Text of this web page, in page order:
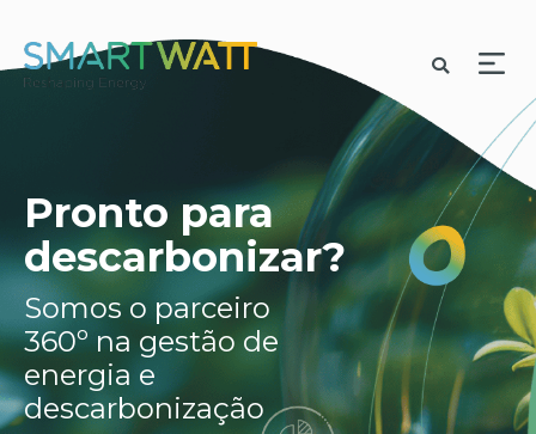
Pronto para
descarbonizar?
Somos o parceiro
360º na gestão de
energia e
descarbonização